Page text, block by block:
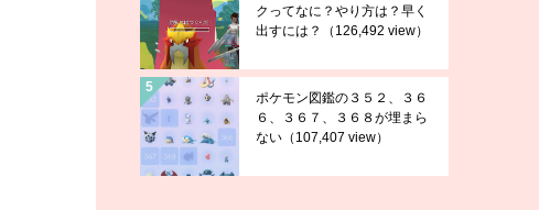
クってなに？やり方は？早く
出すには？
（126,492 view）
ポケモン図鑑の３５２、３６
６、３６７、３６８が埋まら
ない （107,407 view）